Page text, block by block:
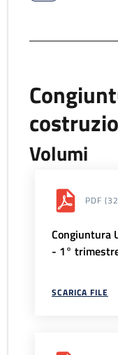
Volumi
PDF
Congiuntura
- 1°
SCARICA FILE